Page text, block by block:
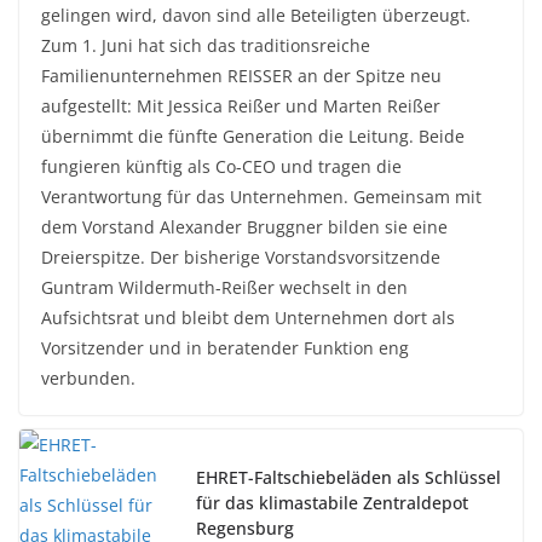
gelingen wird, davon sind alle Beteiligten überzeugt.
Zum 1. Juni hat sich das traditionsreiche
Familienunternehmen REISSER an der Spitze neu
aufgestellt: Mit Jessica Reißer und Marten Reißer
übernimmt die fünfte Generation die Leitung. Beide
fungieren künftig als Co-CEO und tragen die
Verantwortung für das Unternehmen. Gemeinsam mit
dem Vorstand Alexander Bruggner bilden sie eine
Dreierspitze. Der bisherige Vorstandsvorsitzende
Guntram Wildermuth-Reißer wechselt in den
Aufsichtsrat und bleibt dem Unternehmen dort als
Vorsitzender und in beratender Funktion eng
verbunden.
EHRET-Faltschiebeläden als Schlüssel
für das klimastabile Zentraldepot
Regensburg